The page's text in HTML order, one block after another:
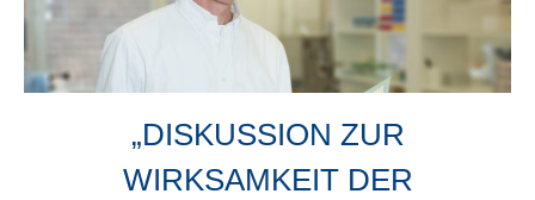
„DISKUSSION ZUR
WIRKSAMKEIT DER